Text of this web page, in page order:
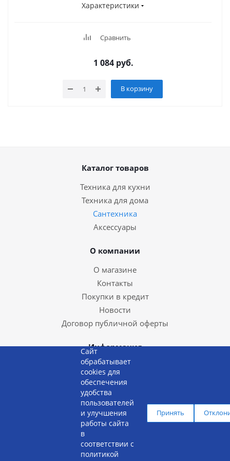
Характеристики
Сравнить
1 084руб.
В корзину
Каталог товаров
Техника для кухни
Техника для дома
Сантехника
Аксессуары
О компании
О магазине
Контакты
Покупки в кредит
Новости
Договор публичной оферты
Информация
Доставка и оплата
Сервисные центры
Замена и возврат
+375 29 637 38 88
Сайт
обрабатывает
cookies для
обеспечения
удобства
пользователей
и улучшения
работы сайта
в
соответствии с
политикой
Принять